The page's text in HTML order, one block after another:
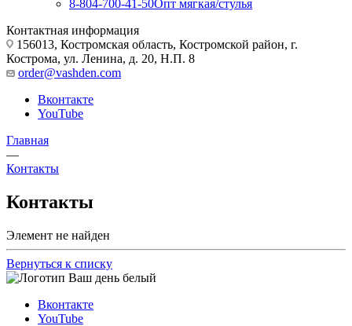
8-804-700-41-50Опт мягкая/стулья
Контактная информация
156013, Костромская область, Костромской район, г.
Кострома, ул. Ленина, д. 20, Н.П. 8
order@vashden.com
Вконтакте
YouTube
Главная
—
Контакты
Контакты
Элемент не найден
Вернуться к списку
Вконтакте
YouTube